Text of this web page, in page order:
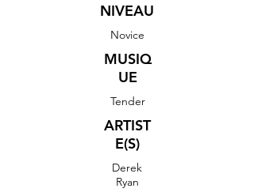
NIVEAU
Novice
MUSIQ
UE
Tender
ARTIST
E(S)
Derek
Ryan